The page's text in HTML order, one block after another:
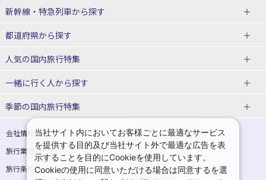
出張パック
秋田⇔東京 新幹線パック
仙台→東京 新幹線パック
富山⇔東京 新幹線パック
東京→仙台 新幹線パック
東京→金沢 新幹線パック
東京⇔軽井沢 新幹線パック 東京→長野 新幹線パック
東京→名古屋 新幹線パック 東京→京都 新幹線パック
東京→大阪（新大阪） 新幹線パッ 東京→神戸（新神戸） 新幹線パッ
新幹線・特急列車から探す
北海道新幹線 旅行
山形新幹線 旅行
東海道新幹線 旅行
上越新幹線 旅行
九州新幹線 旅行 西九州新幹線 旅行
特急サンダーバード 旅行
都道府県から探す
北海道旅行・ツアー
東北
青森旅行・ツアー 岩手旅行・ツアー
宮城旅行・ツアー 秋田旅行・ツアー
山形旅行・ツアー 福島旅行・ツアー
人気の国内旅行特集
東京ディズニーリゾート®への旅
ユニバーサル・スタジオ・ジャパ
温泉旅行 日帰り旅行
一緒に行く人から探す
一人旅 国内版
カップル・夫婦旅行 国内版 女子旅 国内版
卒業旅行・学生旅行 国内版
季節の国内旅行特集
桜・お花見特集
ゴールデンウィーク（GW）の国内
旅行
夏休み・お盆の国内旅行 7月の国内旅行
会社情報
プライバシーポリシー
旅行業登録票・約款
規約集
旅行条件書
商標について
当社サイト内においてお客様ごとに最適なサービス
を提供する目的及び当社サイト外で最適な広告を表
示することを目的にCookieを使用しています。
Cookieの使用に同意いただける場合は同意するを選